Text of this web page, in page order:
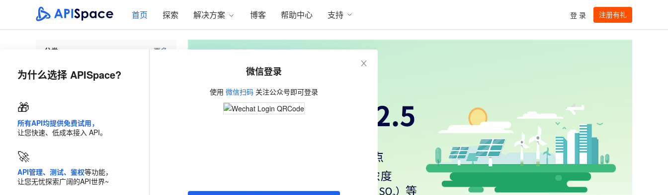
首页 探索 解决方案 博客 帮助中心 支持 登 录 注册有礼
分类 更多
环境天气
企业工商
为什么选择 APISpace?
🎁
所有API均提供免费试用，
让您快速、低成本接入 API。
🚀
API管理、测试、鉴权等功能，
让您无忧探索广阔的API世界~
微信登录
使用 微信扫码关注公众号即可登录